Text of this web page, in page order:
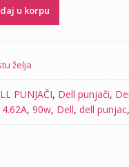
u korpu
želja
PUNJAČI, Dell punjači,
4.62A, 90w, Dell, dell punjac,